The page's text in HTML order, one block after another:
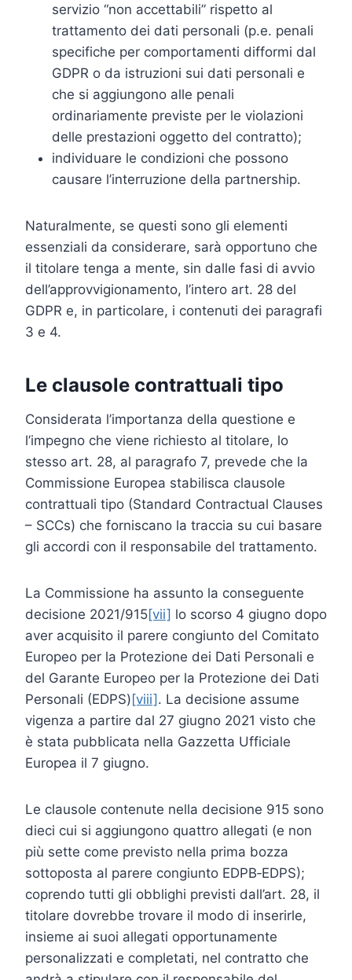
servizio “non accettabili” rispetto al
trattamento dei dati personali (p.e. penali
specifiche per comportamenti difformi dal
GDPR o da istruzioni sui dati personali e
che si aggiungono alle penali
ordinariamente previste per le violazioni
delle prestazioni oggetto del contratto);
individuare le condizioni che possono
causare l’interruzione della partnership.
Naturalmente, se questi sono gli elementi
essenziali da considerare, sarà opportuno che
il titolare tenga a mente, sin dalle fasi di avvio
dell’approvvigionamento, l’intero art. 28 del
GDPR e, in particolare, i contenuti dei paragrafi
3 e 4.
Le clausole contrattuali tipo
Considerata l’importanza della questione e
l’impegno che viene richiesto al titolare, lo
stesso art. 28, al paragrafo 7, prevede che la
Commissione Europea stabilisca clausole
contrattuali tipo (Standard Contractual Clauses
– SCCs) che forniscano la traccia su cui basare
gli accordi con il responsabile del trattamento.
La Commissione ha assunto la conseguente
decisione 2021/915[vii] lo scorso 4 giugno dopo
aver acquisito il parere congiunto del Comitato
Europeo per la Protezione dei Dati Personali e
del Garante Europeo per la Protezione dei Dati
Personali (EDPS)[viii]. La decisione assume
vigenza a partire dal 27 giugno 2021 visto che
è stata pubblicata nella Gazzetta Ufficiale
Europea il 7 giugno.
Le clausole contenute nella decisione 915 sono
dieci cui si aggiungono quattro allegati (e non
più sette come previsto nella prima bozza
sottoposta al parere congiunto EDPB‑EDPS);
coprendo tutti gli obblighi previsti dall’art. 28, il
titolare dovrebbe trovare il modo di inserirle,
insieme ai suoi allegati opportunamente
personalizzati e completati, nel contratto che